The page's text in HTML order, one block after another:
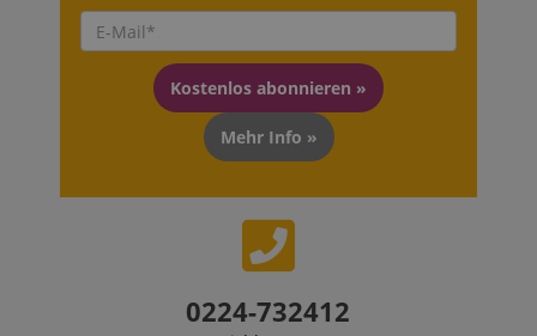
Kostenlos abonnieren »
Mehr Info »
0224-732412